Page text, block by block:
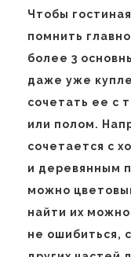
Чтобы
помнить
более 3
даже уже
сочетать ее с
или полом.
сочетается с
и деревянным
можно
найти их
не ошибиться,